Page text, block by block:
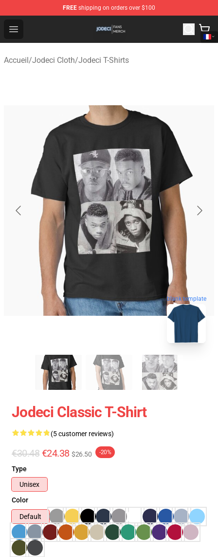
FREE shipping on orders over $100
Open menu
Jodeci Shop - Official Jodeci Merchandise Store
Accueil/Jodeci Cloth/Jodeci T-Shirts
blank template
Jodeci Classic T-Shirt
(5 customer reviews)
€30.48 €24.38 $26.50 -20%
Type
Unisex
Color
Default